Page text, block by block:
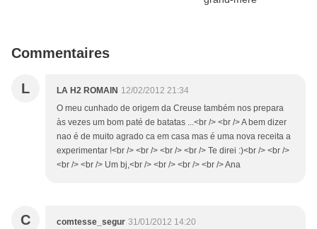
Commentaires
L LA H2 ROMAIN 12/02/2012 21:34
O meu cunhado de origem da Creuse também nos prepara
às vezes um bom paté de batatas ...<br /> <br /> A bem dizer
nao é de muito agrado ca em casa mas é uma nova receita a
experimentar !<br /> <br /> <br /> <br /> Te direi :)<br /> <br />
<br /> <br /> Um bj,<br /> <br /> <br /> <br /> Ana
C comtesse_segur 31/01/2012 14:20